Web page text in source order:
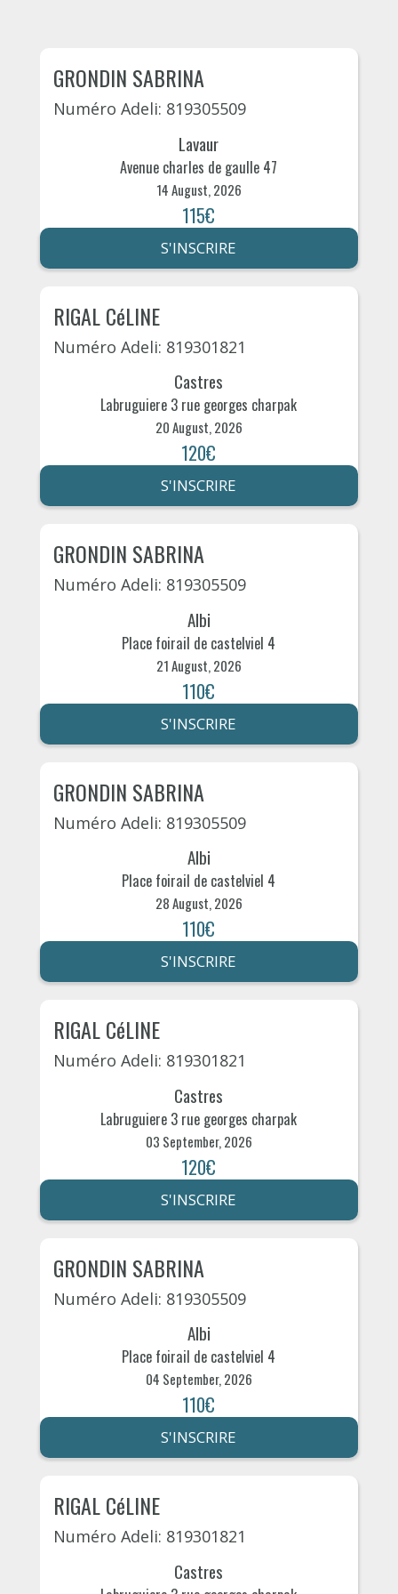
GRONDIN SABRINA
Numéro Adeli: 819305509
Lavaur
Avenue charles de gaulle 47
14 August, 2026
115€
S'INSCRIRE
RIGAL CéLINE
Numéro Adeli: 819301821
Castres
Labruguiere 3 rue georges charpak
20 August, 2026
120€
S'INSCRIRE
GRONDIN SABRINA
Numéro Adeli: 819305509
Albi
Place foirail de castelviel 4
21 August, 2026
110€
S'INSCRIRE
GRONDIN SABRINA
Numéro Adeli: 819305509
Albi
Place foirail de castelviel 4
28 August, 2026
110€
S'INSCRIRE
RIGAL CéLINE
Numéro Adeli: 819301821
Castres
Labruguiere 3 rue georges charpak
03 September, 2026
120€
S'INSCRIRE
GRONDIN SABRINA
Numéro Adeli: 819305509
Albi
Place foirail de castelviel 4
04 September, 2026
110€
S'INSCRIRE
RIGAL CéLINE
Numéro Adeli: 819301821
Castres